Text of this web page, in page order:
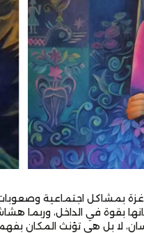
بمشاكل اجتماعية
بقوة في الداخل، وربما
لا بل هي تؤنث المكان